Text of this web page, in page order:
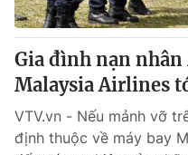
Gia đình nạn
Malaysia Airlines
VTV.vn - Nếu mảnh vỡ
định thuộc về máy bay